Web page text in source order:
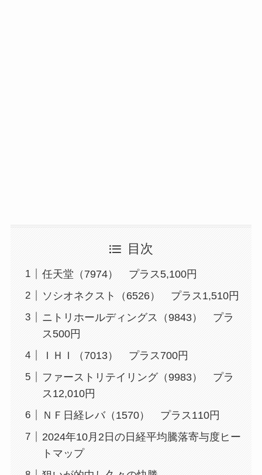
目次
任天堂（7974） プラス5,100円
ソシオネクスト（6526） プラス1,510円
ニトリホールディングス（9843） プラ
ス500円
ＩＨＩ（7013） プラス700円
ファーストリテイリング（9983） プラ
ス12,010円
ＮＦ日経レバ（1570） プラス110円
2024年10月2日の日経平均騰落寄与度ヒー
トマップ